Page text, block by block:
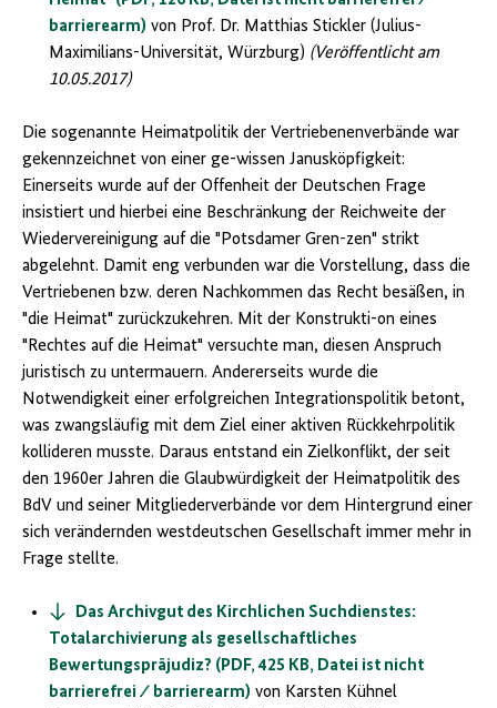
barrierearm) von Prof. Dr. Matthias Stickler (Julius-
Maximilians-Universität, Würzburg) (Veröffentlicht am
10.05.2017)
Die sogenannte Heimatpolitik der Vertriebenenverbände war
gekennzeichnet von einer ge-wissen Janusköpfigkeit:
Einerseits wurde auf der Offenheit der Deutschen Frage
insistiert und hierbei eine Beschränkung der Reichweite der
Wiedervereinigung auf die "Potsdamer Gren-zen" strikt
abgelehnt. Damit eng verbunden war die Vorstellung, dass die
Vertriebenen bzw. deren Nachkommen das Recht besäßen, in
"die Heimat" zurückzukehren. Mit der Konstrukti-on eines
"Rechtes auf die Heimat" versuchte man, diesen Anspruch
juristisch zu untermauern. Andererseits wurde die
Notwendigkeit einer erfolgreichen Integrationspolitik betont,
was zwangsläufig mit dem Ziel einer aktiven Rückkehrpolitik
kollideren musste. Daraus entstand ein Zielkonflikt, der seit
den 1960er Jahren die Glaubwürdigkeit der Heimatpolitik des
BdV und seiner Mitgliederverbände vor dem Hintergrund einer
sich verändernden westdeutschen Gesellschaft immer mehr in
Frage stellte.
Das Archivgut des Kirchlichen Suchdienstes:
Totalarchivierung als gesellschaftliches
Bewertungspräjudiz? (PDF, 425 KB, Datei ist nicht
barrierefrei ⁄ barrierearm) von Karsten Kühnel